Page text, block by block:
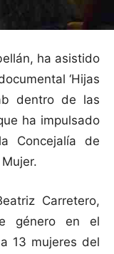
ha asistido
‘Hijas
dentro de las
ha impulsado
Concejalía de
Carretero,
género en el
13 mujeres del